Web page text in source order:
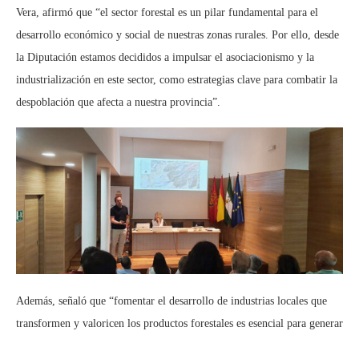
Vera, afirmó que “el sector forestal es un pilar fundamental para el
desarrollo económico y social de nuestras zonas rurales. Por ello, desde
la Diputación estamos decididos a impulsar el asociacionismo y la
industrialización en este sector, como estrategias clave para combatir la
despoblación que afecta a nuestra provincia”.
Además, señaló que “fomentar el desarrollo de industrias locales que
transformen y valoricen los productos forestales es esencial para generar